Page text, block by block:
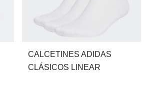
CALCETINES ADIDAS
CLÁSICOS LINEAR